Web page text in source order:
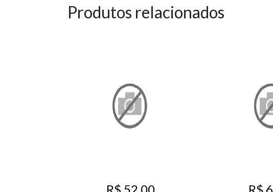
Produtos relacionados
R$ 52,00 R$